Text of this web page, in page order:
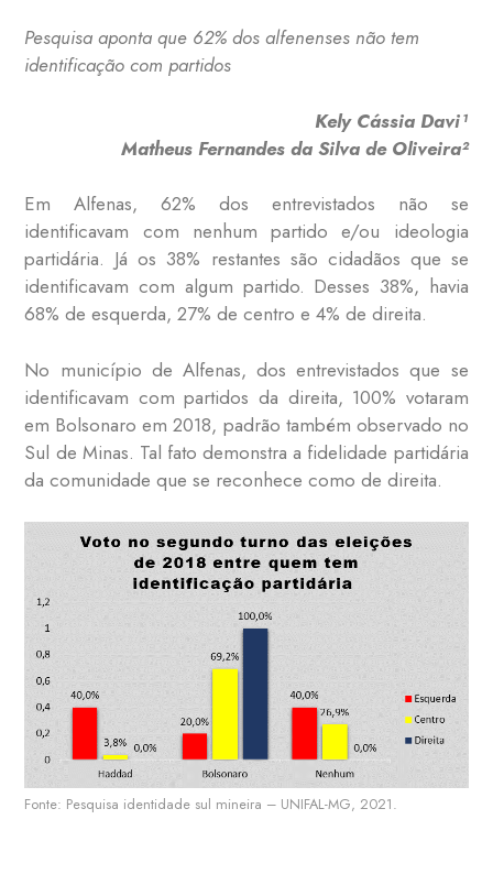
Pesquisa aponta que 62% dos alfenenses não tem
identificação com partidos
Kely Cássia Davi¹
Matheus Fernandes da Silva de Oliveira²
Em Alfenas, 62% dos entrevistados não se
identificavam com nenhum partido e/ou ideologia
partidária. Já os 38% restantes são cidadãos que se
identificavam com algum partido. Desses 38%, havia
68% de esquerda, 27% de centro e 4% de direita.
No município de Alfenas, dos entrevistados que se
identificavam com partidos da direita, 100% votaram
em Bolsonaro em 2018, padrão também observado no
Sul de Minas. Tal fato demonstra a fidelidade partidária
da comunidade que se reconhece como de direita.
Fonte: Pesquisa identidade sul mineira – UNIFAL-MG, 2021.